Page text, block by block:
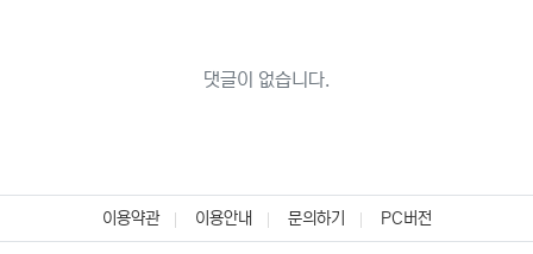
댓글이 없습니다.
이용약관 이용안내 문의하기 PC버전